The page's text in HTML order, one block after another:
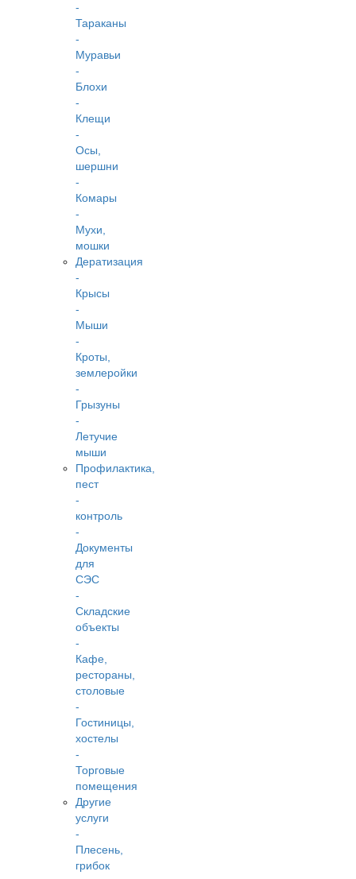
-
Тараканы
-
Муравьи
-
Блохи
-
Клещи
-
Осы,
шершни
-
Комары
-
Мухи,
мошки
Дератизация
-
Крысы
-
Мыши
-
Кроты,
землеройки
-
Грызуны
-
Летучие
мыши
Профилактика,
пест
-
контроль
-
Документы
для
СЭС
-
Складские
объекты
-
Кафе,
рестораны,
столовые
-
Гостиницы,
хостелы
-
Торговые
помещения
Другие
услуги
-
Плесень,
грибок